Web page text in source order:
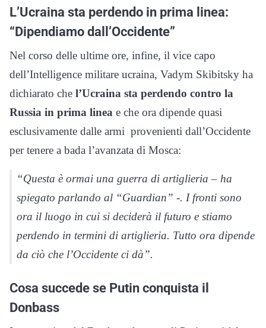
L’Ucraina sta perdendo in prima linea:
“Dipendiamo dall’Occidente”
Nel corso delle ultime ore, infine, il vice capo
dell’Intelligence militare ucraina, Vadym Skibitsky ha
dichiarato che l’Ucraina sta perdendo contro la
Russia in prima linea e che ora dipende quasi
esclusivamente dalle armi provenienti dall’Occidente
per tenere a bada l’avanzata di Mosca:
“Questa è ormai una guerra di artiglieria – ha
spiegato parlando al “Guardian” -. I fronti sono
ora il luogo in cui si deciderà il futuro e stiamo
perdendo in termini di artiglieria. Tutto ora dipende
da ciò che l’Occidente ci dà”.
Cosa succede se Putin conquista il
Donbass